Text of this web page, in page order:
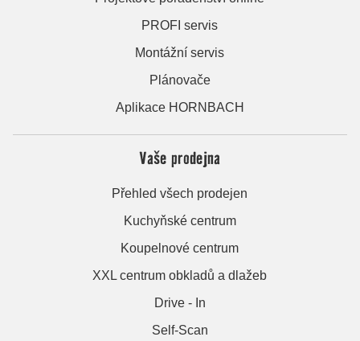
PROFI servis
Montážní servis
Plánovače
Aplikace HORNBACH
Vaše prodejna
Přehled všech prodejen
Kuchyňské centrum
Koupelnové centrum
XXL centrum obkladů a dlažeb
Drive - In
Self-Scan